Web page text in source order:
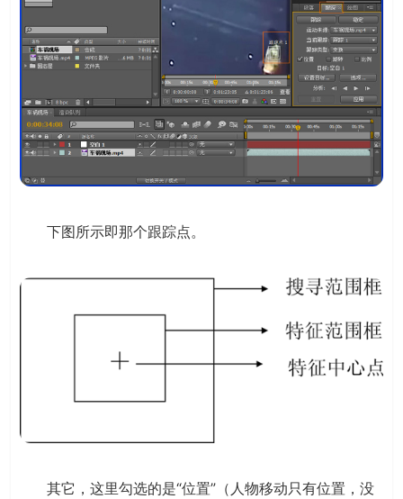
下图所示即那个跟踪点。
其它，这里勾选的是“位置”（人物移动只有位置，没